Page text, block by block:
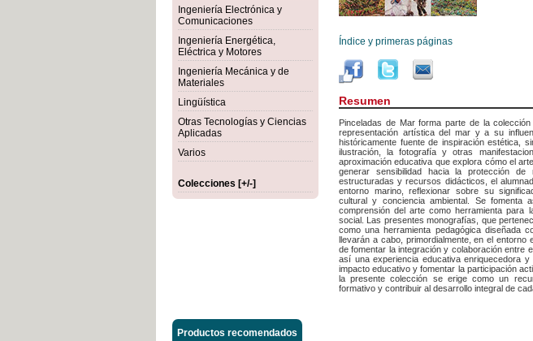
Ingeniería Electrónica y
Comunicaciones
Ingeniería Energética,
Eléctrica y Motores
Ingeniería Mecánica y de
Materiales
Lingüística
Otras Tecnologías y Ciencias
Aplicadas
Varios
Colecciones [+/-]
Índice y primeras páginas
Resumen
Pinceladas de Mar forma parte de la
representación artística del mar y a su
históricamente fuente de inspiración estética,
ilustración, la fotografía y otras
aproximación educativa que explora cómo el
generar sensibilidad hacia la protección
estructuradas y recursos didácticos, el
entorno marino, reflexionar sobre su
cultural y conciencia ambiental. Se
comprensión del arte como herramienta para
social. Las presentes monografías, que
como una herramienta pedagógica diseñada
llevarán a cabo, primordialmente, en el
de fomentar la integración y colaboración entre
así una experiencia educativa enriquecedora
impacto educativo y fomentar la participación
la presente colección se erige como un
formativo y contribuir al desarrollo integral de
Productos recomendados